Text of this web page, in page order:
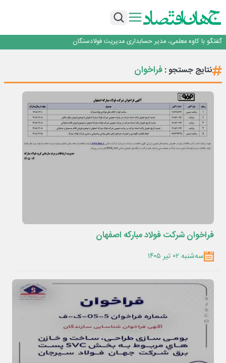
فولاد مبارکه اصفهان
تجدیدپذیر با حضور استاندار اصفهان
گفتگو با کاوه معلمی، مدیر حسابداری مدیریت فولادسنگان
راهی که فولاد مبارکه پس از جنگ در پیش گرفت
فولاد مبارکه اصفهان
تجدیدپذیر با حضور استاندار اصفهان
نتایج جستجو :فراخوان
فراخوان شرکت فولاد مبارکه اصفهان
سه‌شنبه ۰۲ تیر ۱۴۰۵